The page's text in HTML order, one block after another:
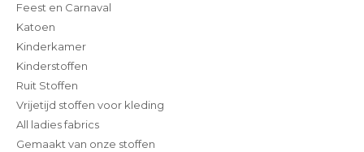
Feest en Carnaval
Katoen
Kinderkamer
Kinderstoffen
Ruit Stoffen
Vrijetijd stoffen voor kleding
All ladies fabrics
Gemaakt van onze stoffen